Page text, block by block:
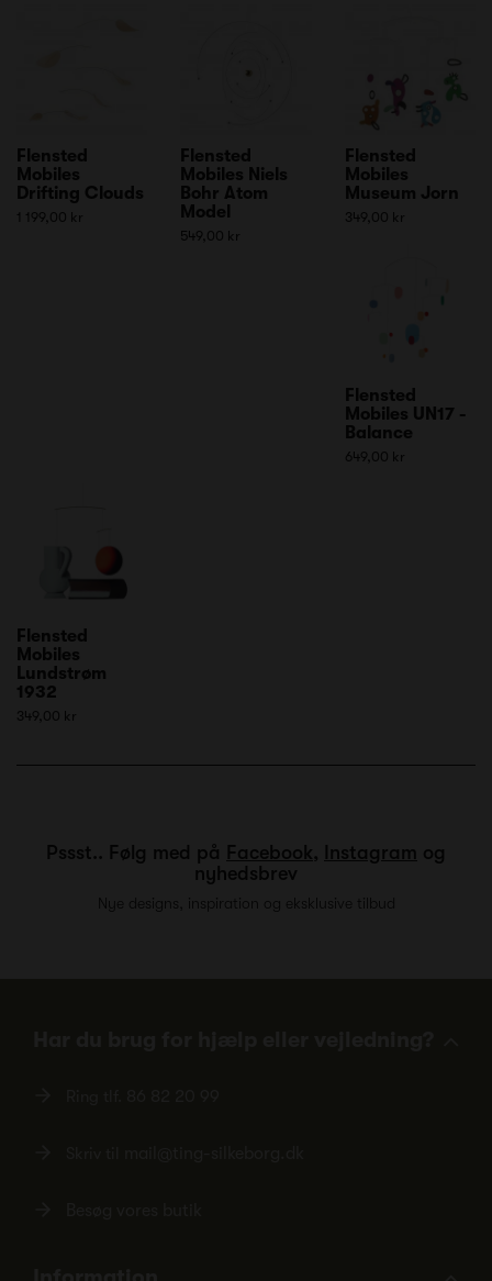
Flensted
Mobiles
Drifting Clouds
1 199,00 kr
Flensted
Mobiles Niels
Bohr Atom
Model
549,00 kr
Flensted
Mobiles
Museum Jorn
349,00 kr
Flensted
Mobiles UN17 -
Balance
649,00 kr
Flensted
Mobiles
Lundstrøm
1932
349,00 kr
Pssst.. Følg med på Facebook, Instagram og
nyhedsbrev
Nye designs, inspiration og eksklusive tilbud